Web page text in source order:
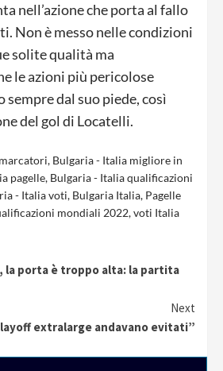
nell’azione che porta al fallo
Non è messo nelle condizioni
solite qualità ma
le azioni più pericolose
dal suo piede, così
del gol di Locatelli.
, Bulgaria - Italia migliore in
pagelle, Bulgaria - Italia qualificazioni
- Italia voti, Bulgaria Italia, Pagelle
mondiali 2022,voti Italia
la porta è troppo alta: la partita
Next
extralarge andavano evitati”